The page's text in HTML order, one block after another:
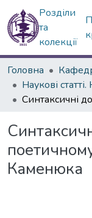
Розділи
та
колекції
Головна
Каменюка